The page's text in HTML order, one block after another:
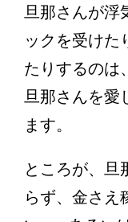
旦那さんが浮
ックを受けた
たりするのは
旦那さんを愛
ます。
ところが、旦
らず、金さえ